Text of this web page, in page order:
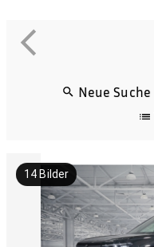
Neue Suche
14 Bilder